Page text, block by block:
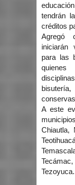
tendrán
créditos
Agregó
iniciarán
para las
A este
Chiautla,
Tezoyuca.